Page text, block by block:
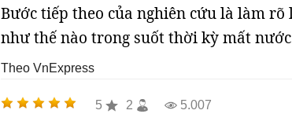
Bước tiếp theo của nghiên cứu là làm
như thế nào trong suốt thời kỳ mất
Theo VnExpress
5 2 5.007